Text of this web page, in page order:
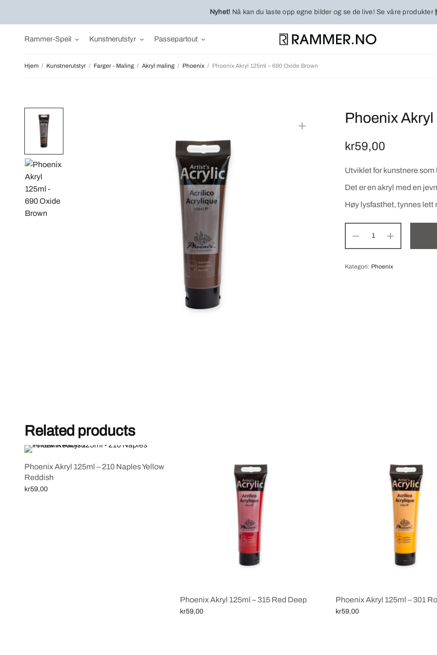
Nyhet! Nå kan du laste opp egne bilder og se de live! Se våre produkter
Rammer-Speil Kunstnerutstyr Passepartout
Hjem / Kunstnerutstyr / Farger - Maling / Akryl maling / Phoenix / Phoenix Akryl 125ml – 690 Oxide Brown
Phoenix
kr59,00
Utviklet for kunstnere
Det er en akryl med en
Høy lysfasthet, tynnes lett
Kategori: Phoenix
Related products
Phoenix Akryl 125ml – 210 Naples Yellow
Reddish
kr59,00
Phoenix Akryl 125ml – 315 Red Deep
kr59,00
Phoenix Akryl 125ml – 301
kr59,00